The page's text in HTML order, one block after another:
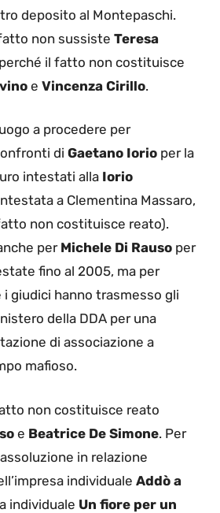
deposito al Montepaschi.
non sussiste Teresa
il fatto non costituisce
e Vincenza Cirillo.
a procedere per
di Gaetano Iorio per la
intestati alla Iorio
a Clementina Massaro,
non costituisce reato).
per Michele Di Rauso per
fino al 2005, ma per
giudici hanno trasmesso gli
della DDA per una
di associazione a
mafioso.
non costituisce reato
e Beatrice De Simone. Per
assoluzione in relazione
individuale Addò a
individuale Un fiore per un